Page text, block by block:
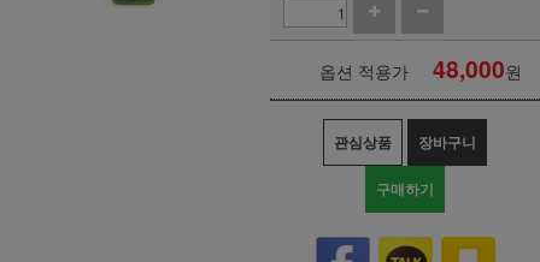
옵션 적용가 48,000원
관심상품 장바구니
구매하기